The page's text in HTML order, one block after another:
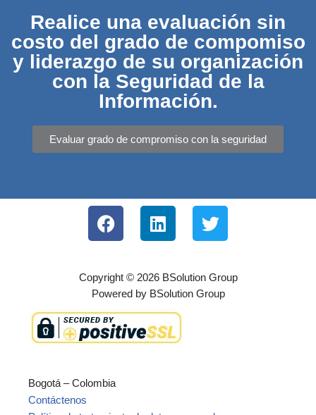
Realice una evaluación sin
costo del grado de compomiso
y liderazgo de su organización
con la Seguridad de la
Información.
Evaluar grado de compromiso con la seguridad
Copyright © 2026 BSolution Group
Powered by BSolution Group
Bogotá – Colombia
Contáctenos